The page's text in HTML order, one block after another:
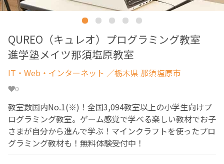
QUREO（キュレオ）プログラミング教室
進学塾メイツ那須塩原教室
IT・Web・インターネット ／栃木県 那須塩原市
0
教室数国内No.1(※)！全国3,094教室以上の小学生向けプ
ログラミング教室。ゲーム感覚で学べる楽しい教材でお子
さまが自分から進んで学ぶ！マインクラフトを使ったプロ
グラミング教材も！無料体験受付中！